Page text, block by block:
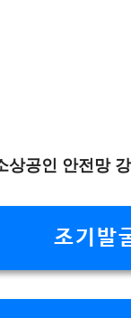
공인 안전망 강
조기발